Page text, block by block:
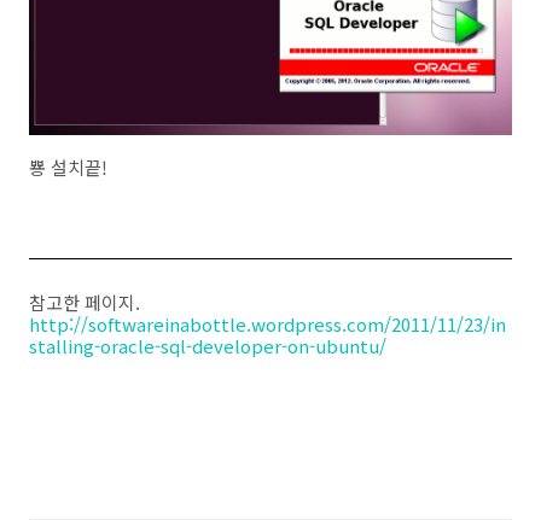
뿅 설치끝!
참고한 페이지.
http://softwareinabottle.wordpress.com/2011/11/23/in
stalling-oracle-sql-developer-on-ubuntu/